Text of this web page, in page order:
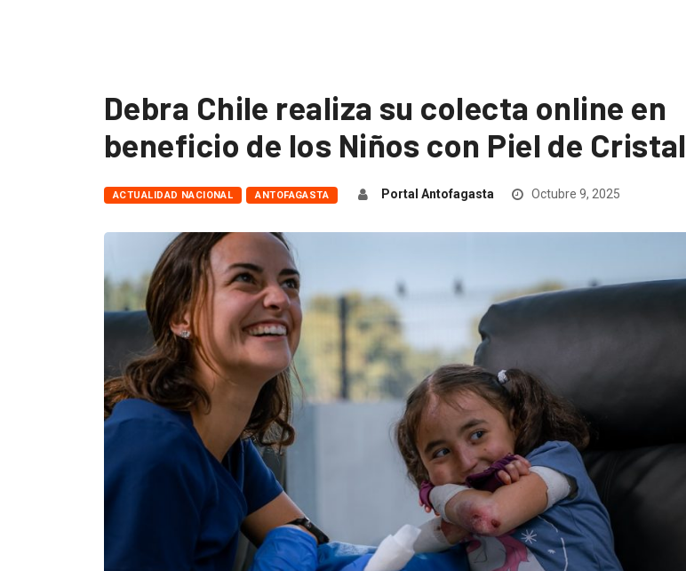
Debra Chile realiza su colecta online en
beneficio de los Niños con Piel de Cristal
ACTUALIDAD NACIONAL ANTOFAGASTA Portal Antofagasta Octubre 9, 2025